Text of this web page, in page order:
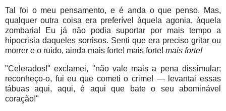
Tal foi o meu pensamento, e é anda o que penso. Mas,
qualquer outra coisa era preferível àquela agonia, àquela
zombaria! Eu já não podia suportar por mais tempo a
hipocrisia daqueles sorrisos. Senti que era preciso gritar ou
morrer e o ruído, ainda mais forte! mais forte! mais forte!
"Celerados!" exclamei, "não vale mais a pena dissimular;
reconheço-o, fui eu que cometi o crime! — levantai essas
tábuas aqui, aqui, é aqui que bate o seu abominável
coração!"